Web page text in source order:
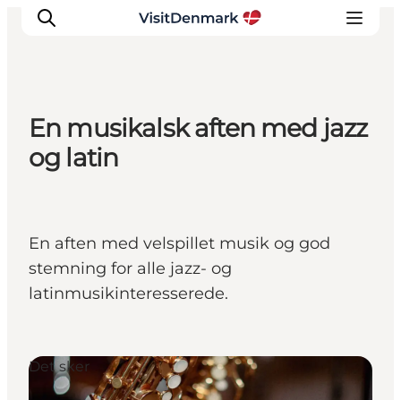
Inspiration
Destinationer
Planlæg ferien
En musikalsk aften med jazz
og latin
En aften med velspillet musik og god
stemning for alle jazz- og
latinmusikinteresserede.
Det sker